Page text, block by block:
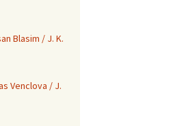
Bla­sim / J. K.
Venclova / J.